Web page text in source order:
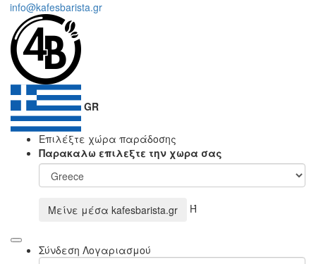
info@kafesbarista.gr
GR
Επιλέξτε χώρα παράδοσης
Παρακαλω επιλεξτε την χωρα σας
Μείνε μέσα kafesbarista.gr Ή
Σύνδεση Λογαριασμού